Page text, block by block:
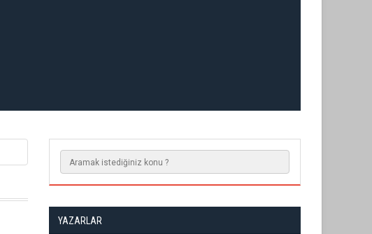
YAZARLAR